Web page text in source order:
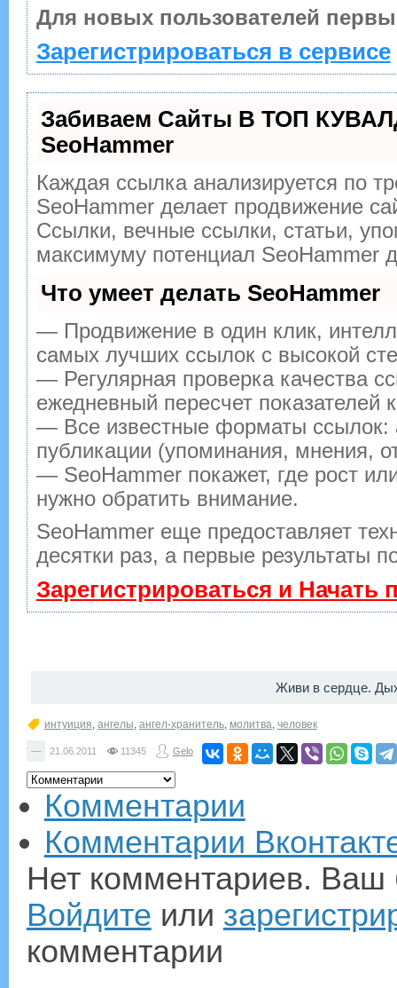
Для новых пользователей
Зарегистрироваться в сервисе
Забиваем Сайты В ТОП
SeoHammer
Каждая ссылка анализируется по
SeoHammer делает продвижение
Ссылки, вечные ссылки, статьи,
максимуму потенциал SeoHammer
Что умеет делать SeoHammer
— Продвижение в один клик,
самых лучших ссылок с высокой
— Регулярная проверка качества
ежедневный пересчет показателей
— Все известные форматы ссылок:
публикации (упоминания, мнения,
— SeoHammer покажет, где рост
нужно обратить внимание.
SeoHammer еще предоставляет
десятки раз, а первые результаты
Зарегистрироваться и Начать
Живи в сердце.
интуиция, ангелы, ангел-хранитель, молитва, человек
— 21.06.2011 11345 Gelo
Комментарии
Комментарии
Нет комментариев. Ваш
Войдите или
комментарии